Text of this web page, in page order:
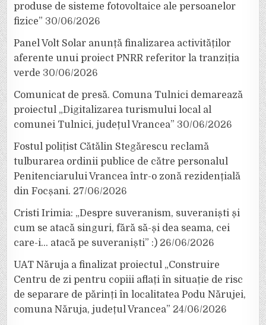
produse de sisteme fotovoltaice ale persoanelor
fizice” 30/06/2026
Panel Volt Solar anunță finalizarea activităților
aferente unui proiect PNRR referitor la tranziția
verde 30/06/2026
Comunicat de presă. Comuna Tulnici demarează
proiectul „Digitalizarea turismului local al
comunei Tulnici, județul Vrancea” 30/06/2026
Fostul polițist Cătălin Stegărescu reclamă
tulburarea ordinii publice de către personalul
Penitenciarului Vrancea într-o zonă rezidențială
din Focșani. 27/06/2026
Cristi Irimia: „Despre suveranism, suveraniști și
cum se atacă singuri, fără să-și dea seama, cei
care-i… atacă pe suveraniști” :) 26/06/2026
UAT Năruja a finalizat proiectul „Construire
Centru de zi pentru copiii aflați în situație de risc
de separare de părinți în localitatea Podu Nărujei,
comuna Năruja, județul Vrancea” 24/06/2026